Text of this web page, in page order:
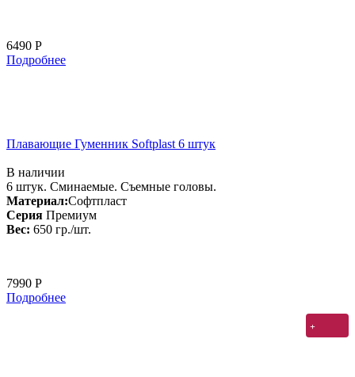
6490 Р
Подробнее
Плавающие Гуменник Softplast 6 штук
В наличии
6 штук. Сминаемые. Съемные головы.
Материал:Софтпласт
Серия Премиум
Вес: 650 гр./шт.
7990 Р
Подробнее
+